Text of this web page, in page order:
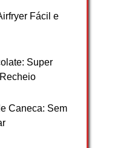
Fácil e
Super
Caneca: Sem